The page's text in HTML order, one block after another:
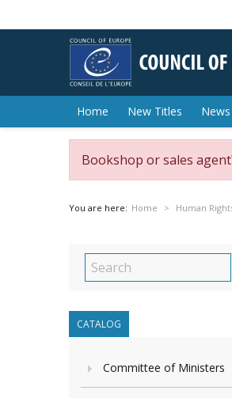
Home New Titles News
Bookshop or sales
You are here: Home Human
CATALOG
Committee of Ministers